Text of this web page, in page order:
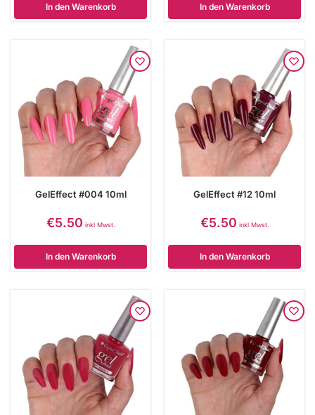
In den Warenkorb In den Warenkorb
GelEffect #004 10ml
€5.50 inkl Mwst.
In den Warenkorb
GelEffect #12 10ml
€5.50 inkl Mwst.
In den Warenkorb